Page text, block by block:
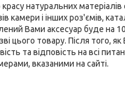
натуральних матеріалів
камери і інших роз'ємів,
Вами аксесуар буде на
цього товару. Після того, як
та відповість на всі
вказаними на сайті.